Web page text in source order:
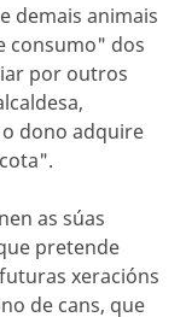
demais animais
consumo" dos
por outros
dono adquire
as súas
pretende
xeracións
de cans, que